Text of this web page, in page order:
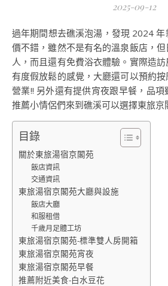
2025-09-12
過年期間想去礁溪泡湯，發現 2024 年新開幕的東旅京閣苑評
價不錯，雖然不是有名的溫泉飯店，
人，而且還有免費浴衣體驗。實際造
有度假放鬆的感覺，大廳還可以預約
營業!! 另外還有提供宵夜跟早餐，品項
推薦小情侶們來到礁溪可以選擇東旅京
目錄
關於東旅湯宿京閣苑
飯店資訊
交通資訊
東旅湯宿京閣苑大廳與設施
飯店大廳
和服租借
千歲月足體工坊
東旅湯宿京閣苑-標準雙人房開箱
東旅湯宿京閣苑宵夜
東旅湯宿京閣苑早餐
推薦附近美食-白水豆花